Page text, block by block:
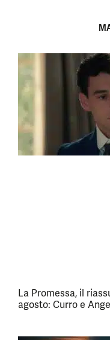
La Promessa, il
agosto: Curro e